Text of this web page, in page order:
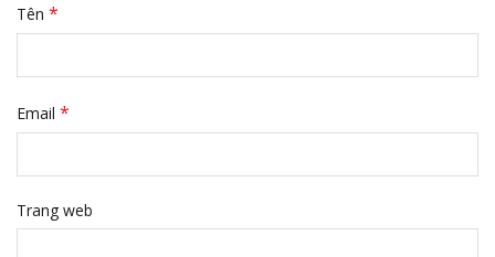
Tên *
Email *
Trang web